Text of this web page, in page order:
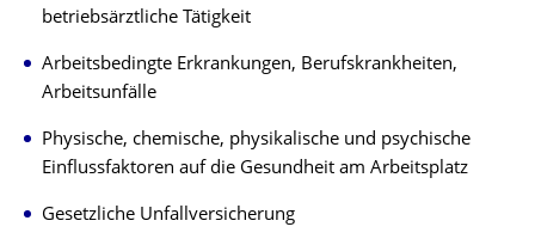
betriebsärztliche Tätigkeit
Arbeitsbedingte Erkrankungen, Berufskrankheiten,
Arbeitsunfälle
Physische, chemische, physikalische und psychische
Einflussfaktoren auf die Gesundheit am Arbeitsplatz
Gesetzliche Unfallversicherung